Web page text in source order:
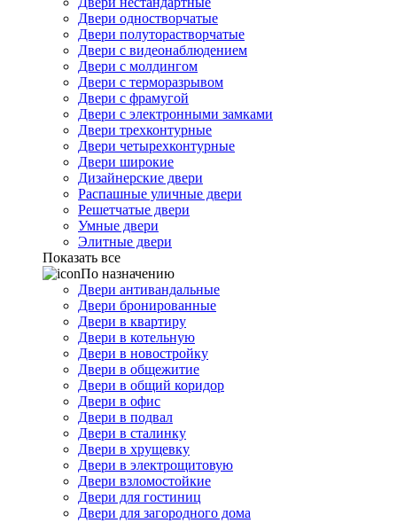
Двери одностворчатые
Двери полуторастворчатые
Двери с видеонаблюдением
Двери с молдингом
Двери с терморазрывом
Двери с фрамугой
Двери с электронными замками
Двери трехконтурные
Двери четырехконтурные
Двери широкие
Дизайнерские двери
Распашные уличные двери
Решетчатые двери
Умные двери
Элитные двери
Показать все
По назначению
Двери антивандальные
Двери бронированные
Двери в квартиру
Двери в котельную
Двери в новостройку
Двери в общежитие
Двери в общий коридор
Двери в офис
Двери в подвал
Двери в сталинку
Двери в хрущевку
Двери в электрощитовую
Двери взломостойкие
Двери для гостиниц
Двери для загородного дома